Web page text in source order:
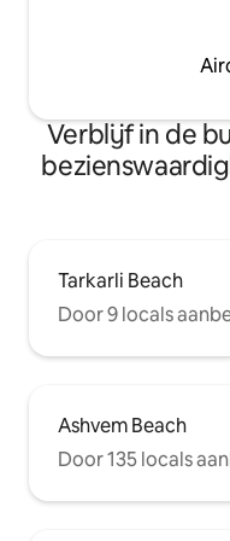
Verblijf in de
Tarkarli Beach
Door 9 locals
Ashvem Beach
Door 135 locals